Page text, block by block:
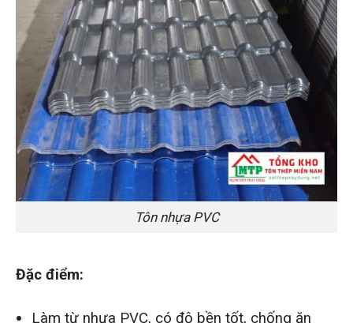
Tôn nhựa PVC
Đặc điểm:
Làm từ nhựa PVC, có độ bền tốt, chống ăn